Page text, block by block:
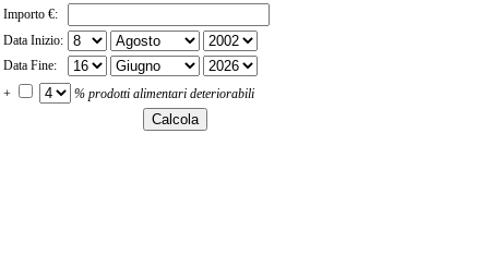
Importo €:
Data Inizio:
Data Fine:
+
% prodotti alimentari deteriorabili